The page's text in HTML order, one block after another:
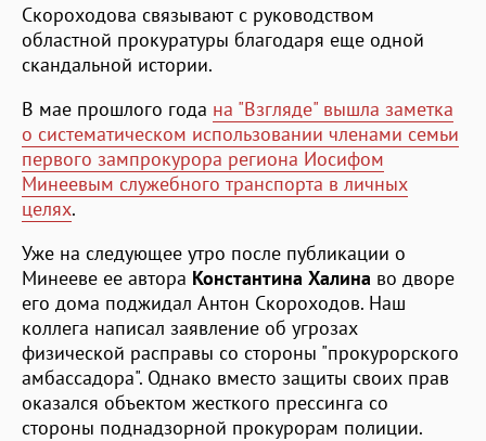
Скороходова связывают с руководством
областной прокуратуры благодаря еще одной
скандальной истории.
В мае прошлого года на "Взгляде" вышла заметка
о систематическом использовании членами семьи
первого зампрокурора региона Иосифом
Минеевым служебного транспорта в личных
целях.
Уже на следующее утро после публикации о
Минееве ее автора Константина Халина во дворе
его дома поджидал Антон Скороходов. Наш
коллега написал заявление об угрозах
физической расправы со стороны "прокурорского
амбассадора". Однако вместо защиты своих прав
оказался объектом жесткого прессинга со
стороны поднадзорной прокурорам полиции.